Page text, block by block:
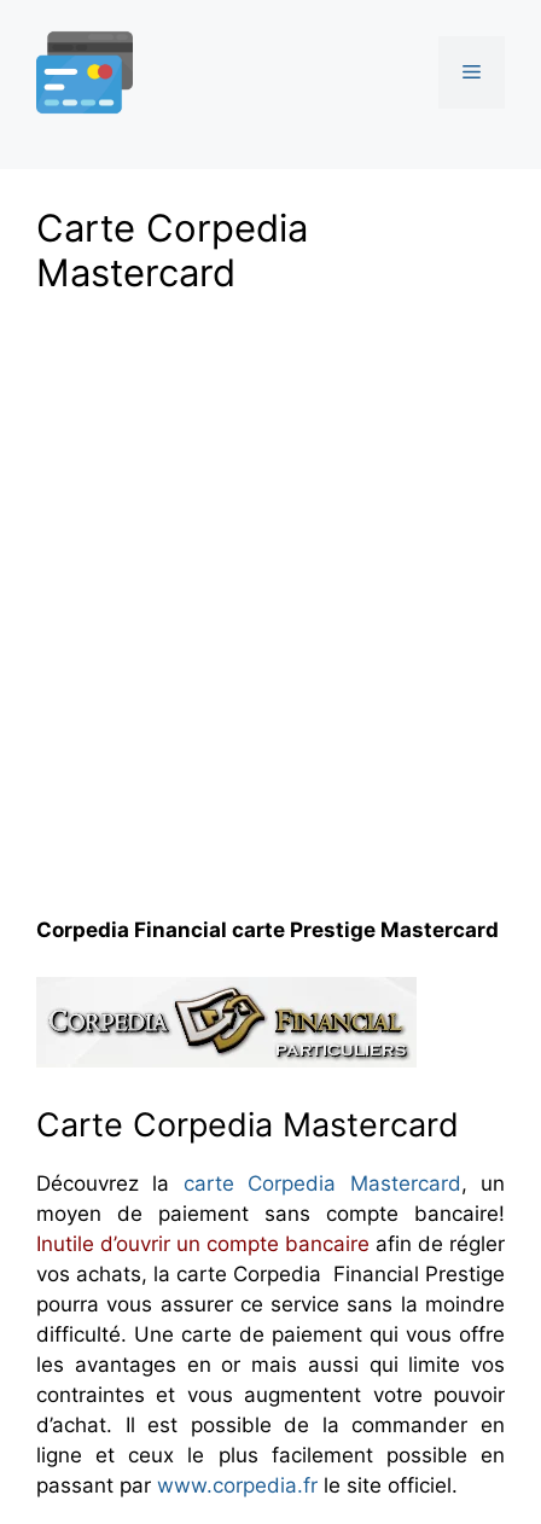
contenu
Menu
Carte Corpedia
Mastercard
Corpedia Financial carte Prestige Mastercard
Carte Corpedia Mastercard
Découvrez la carte Corpedia Mastercard, un
moyen de paiement sans compte bancaire!
Inutile d’ouvrir un compte bancaire afin de régler
vos achats, la carte Corpedia Financial Prestige
pourra vous assurer ce service sans la moindre
difficulté. Une carte de paiement qui vous offre
les avantages en or mais aussi qui limite vos
contraintes et vous augmentent votre pouvoir
d’achat. Il est possible de la commander en
ligne et ceux le plus facilement possible en
passant par www.corpedia.fr le site officiel.